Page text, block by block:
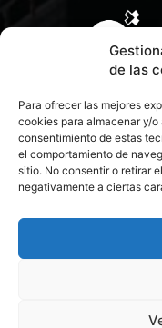
de las
Para ofrecer las mejores
cookies para almacenar y/
consentimiento de estas
el comportamiento de
sitio. No consentir o retirar
negativamente a ciertas
CONTACTA CON